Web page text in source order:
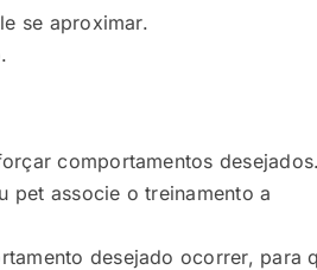
se aproximar.
comportamentos
pet associe o treinamento a
desejado ocorrer, para